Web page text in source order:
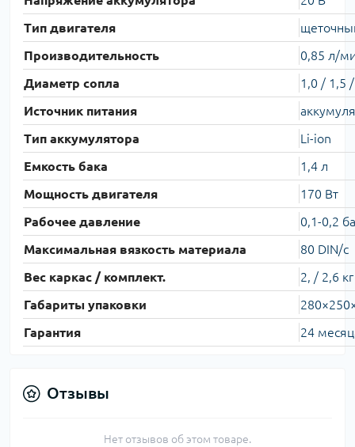
Тип двигателя
Производительность
0,85 л/
Диаметр сопла
1,0 / 1,5
Источник питания
Тип аккумулятора
Li-ion
Емкость бака
1,4 л
Мощность двигателя
170 Вт
Рабочее давление
0,1-0,2
Максимальная вязкость материала
80 DIN/с
Вес каркас / комплект.
2, / 2,6 кг
Габариты упаковки
Гарантия
24
Отзывы
Нет отзывов об этом товаре.